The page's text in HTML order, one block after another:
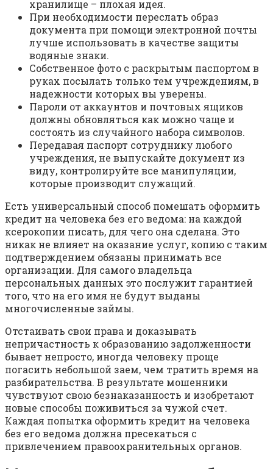
хранилище – плохая идея.
При необходимости переслать образ
документа при помощи электронной почты
лучше использовать в качестве защиты
водяные знаки.
Собственное фото с раскрытым паспортом в
руках посылать только тем учреждениям, в
надежности которых вы уверены.
Пароли от аккаунтов и почтовых ящиков
должны обновляться как можно чаще и
состоять из случайного набора символов.
Передавая паспорт сотруднику любого
учреждения, не выпускайте документ из
виду, контролируйте все манипуляции,
которые производит служащий.
Есть универсальный способ помешать оформить
кредит на человека без его ведома: на каждой
ксерокопии писать, для чего она сделана. Это
никак не влияет на оказание услуг, копию с таким
подтверждением обязаны принимать все
организации. Для самого владельца
персональных данных это послужит гарантией
того, что на его имя не будут выданы
многочисленные займы.
Отстаивать свои права и доказывать
непричастность к образованию задолженности
бывает непросто, иногда человеку проще
погасить небольшой заем, чем тратить время на
разбирательства. В результате мошенники
чувствуют свою безнаказанность и изобретают
новые способы поживиться за чужой счет.
Каждая попытка оформить кредит на человека
без его ведома должна пресекаться с
привлечением правоохранительных органов.